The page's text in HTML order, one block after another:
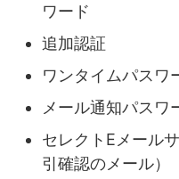
ワード
追加認証
ワンタイムパスワ
メール通知パスワ
セレクトEメール
引確認のメール）